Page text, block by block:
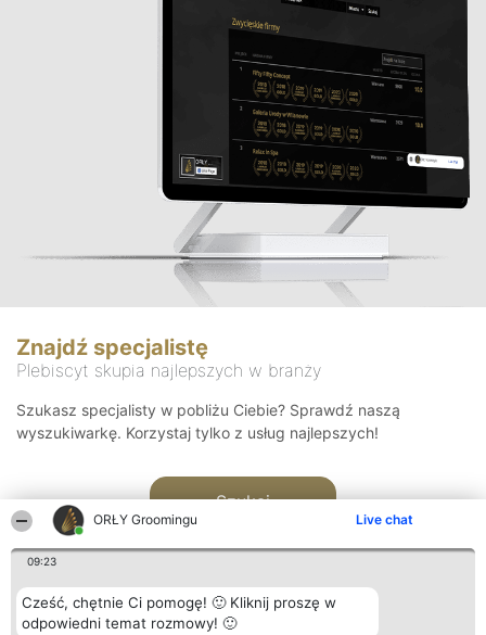
ORŁY Groomingu Live chat
09:23
Cześć, chętnie Ci pomogę! 🙂 Kliknij proszę w
odpowiedni temat rozmowy! 🙂
Znajdź specjalistę
Plebiscyt skupia najlepszych w branży
Szukasz specjalisty w pobliżu Ciebie? Sprawdź naszą
wyszukiwarkę. Korzystaj tylko z usług najlepszych!
Szukaj